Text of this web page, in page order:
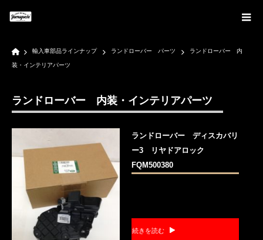
Home
輸入車部品ラインナップ ランドローバー パーツ ランドローバー 内
装・インテリアパーツ
ランドローバー 内装・インテリアパーツ
ランドローバー ディスカバリ
ー3 リヤドアロック
FQM500380
続きを読む